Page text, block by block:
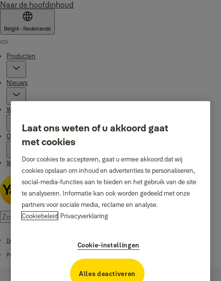
Naar de hoofdinhoud
België - Nederlands
Menu
Producten
Nieuws
Waarom Yale
Ondersteuning
Waar te koop
Downloadcentrum
Product handleidingen
Laat ons weten of u akkoord gaat
met cookies
Door cookies te accepteren, gaat u ermee akkoord dat wij
cookies opslaan om inhoud en advertenties te personaliseren,
social-media-functies aan te bieden en het gebruik van de site
te analyseren. Informatie kan ook worden gedeeld met onze
partners voor sociale media, reclame en analyse.
Cookiebeleid Privacyverklaring
Cookie-instellingen
Alles deactiveren